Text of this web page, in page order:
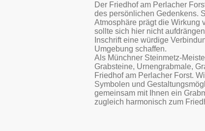
Der Friedhof am Perlacher
des persönlichen Gedenkens.
Atmosphäre prägt die Wirkung
sollte sich hier nicht
Inschrift eine würdige
Umgebung schaffen.
Als Münchner Steinmetz-
Grabsteine, Urnengrabmale,
Friedhof am Perlacher Forst.
Symbolen und
gemeinsam mit Ihnen ein
zugleich harmonisch zum